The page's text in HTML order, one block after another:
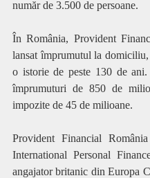
număr de 3.500 de persoane.
În România, Provident
lansat împrumutul la
o istorie de peste 130 de
împrumuturi de 850 de
impozite de 45 de milioane.
Provident Financial
International Personal
angajator britanic din Europa